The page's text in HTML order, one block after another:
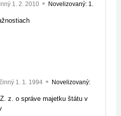
1. 2. 2010
Novelizovaný: 1.
1. 1. 1994
Novelizovaný:
z. o správe majetku štátu v